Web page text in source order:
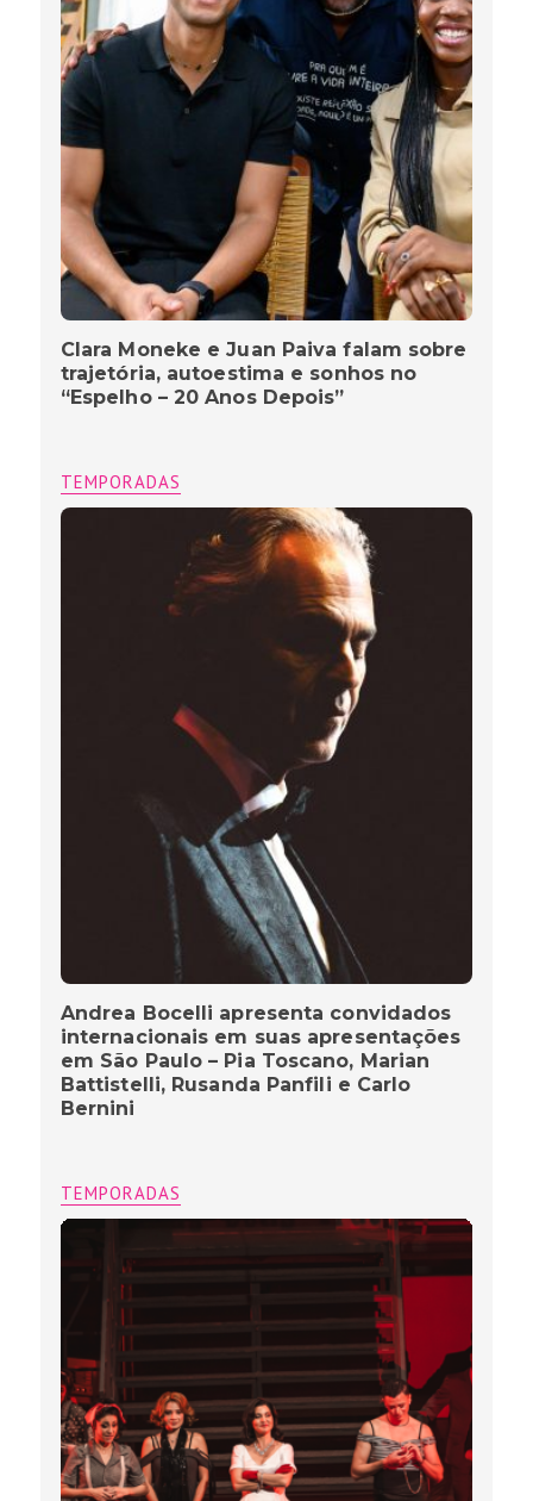
Clara Moneke e Juan Paiva falam sobre
trajetória, autoestima e sonhos no
“Espelho – 20 Anos Depois”
TEMPORADAS
Andrea Bocelli apresenta convidados
internacionais em suas apresentações
em São Paulo – Pia Toscano, Marian
Battistelli, Rusanda Panfili e Carlo
Bernini
TEMPORADAS